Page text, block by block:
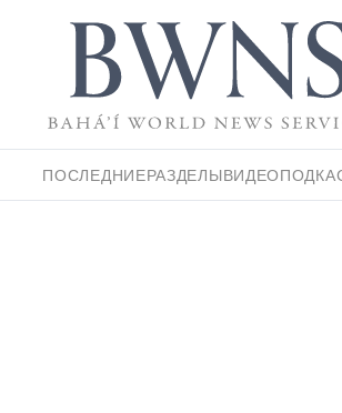
ПОСЛЕДНИЕРАЗДЕЛЫВИДЕО